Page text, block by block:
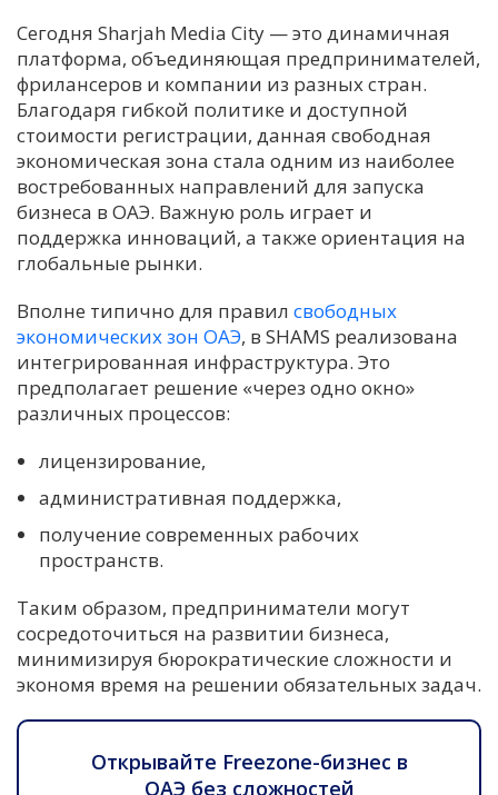
Сегодня Sharjah Media City — это динамичная
платформа, объединяющая предпринимателей,
фрилансеров и компании из разных стран.
Благодаря гибкой политике и доступной
стоимости регистрации, данная свободная
экономическая зона стала одним из наиболее
востребованных направлений для запуска
бизнеса в ОАЭ. Важную роль играет и
поддержка инноваций, а также ориентация на
глобальные рынки.
Вполне типично для правил свободных
экономических зон ОАЭ, в SHAMS реализована
интегрированная инфраструктура. Это
предполагает решение «через одно окно»
различных процессов:
лицензирование,
административная поддержка,
получение современных рабочих
пространств.
Таким образом, предприниматели могут
сосредоточиться на развитии бизнеса,
минимизируя бюрократические сложности и
экономя время на решении обязательных задач.
Открывайте Freezone-бизнес в
ОАЭ без сложностей